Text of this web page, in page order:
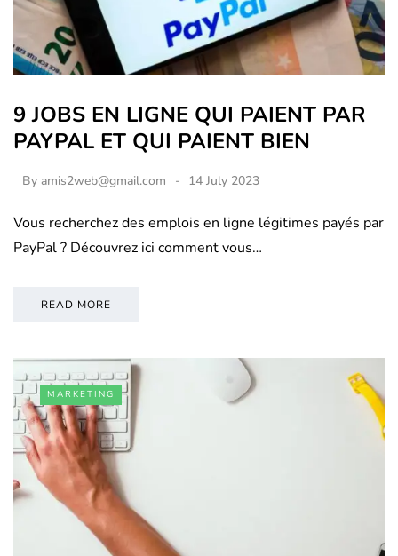
9 JOBS EN LIGNE QUI PAIENT PAR
PAYPAL ET QUI PAIENT BIEN
By amis2web@gmail.com 14 July 2023
Vous recherchez des emplois en ligne légitimes payés par
PayPal ? Découvrez ici comment vous…
READ MORE
MARKETING